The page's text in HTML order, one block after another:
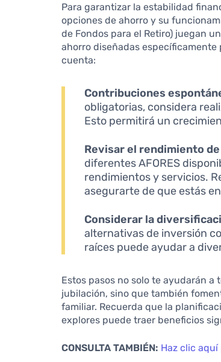
Para garantizar la estabilidad
opciones de ahorro y su
de Fondos para el Retiro) juegan
ahorro diseñadas
cuenta:
Contribuciones
obligatorias, considera
Esto permitirá un
Revisar el rendimiento de
diferentes AFORES
rendimientos y servicios.
asegurarte de que estás
Considerar la
alternativas de inversión
raíces puede ayudar a
Estos pasos no solo te ayudarán
jubilación, sino que también
familiar. Recuerda que la
explores puede traer beneficios
CONSULTA TAMBIÉN: Haz clic